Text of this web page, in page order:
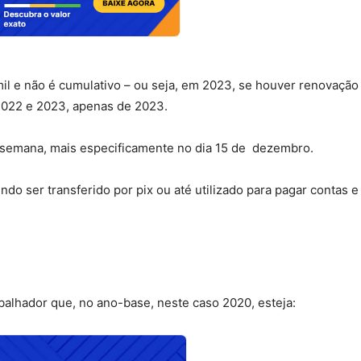
e não é cumulativo – ou seja, em 2023, se houver renovação
e 2023, apenas de 2023.
mais especificamente no dia 15 de dezembro.
ser transferido por pix ou até utilizado para pagar contas e
que, no ano-base, neste caso 2020, esteja: